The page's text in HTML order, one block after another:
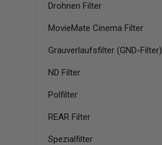
Drohnen Filter
MovieMate Cinema Filter
Grauverlaufsfilter (GND-Filter)
ND Filter
Polfilter
REAR Filter
Spezialfilter